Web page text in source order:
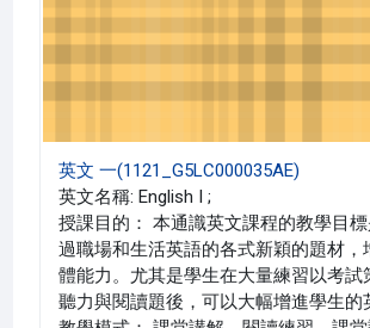
英文 一(1121_G5LC000035AE)
英文名稱: English I ;
授課目的： 本通識英文課程的教學目
過職場和生活英語的各式新穎的題材，
體能力。尤其是學生在大量練習以考試
聽力與閱讀題後，可以大幅增進學生的